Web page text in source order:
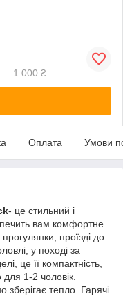
— 1 000 ₴
Оплата Умови
- це стильний і
вам комфортне
проїзді до
у поході за
це її компактність,
для 1-2 чоловік.
зберігає тепло. Гарячі